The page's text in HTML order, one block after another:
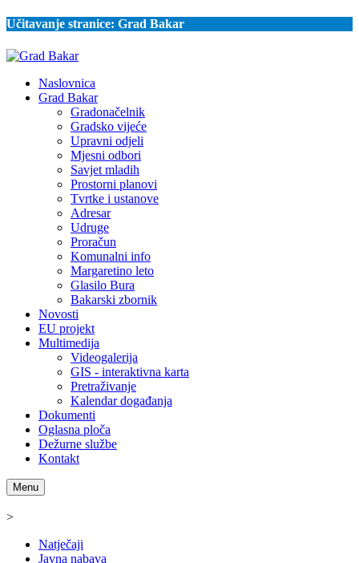
Učitavanje stranice: Grad Bakar
Naslovnica
Grad Bakar
Gradonačelnik
Gradsko vijeće
Upravni odjeli
Mjesni odbori
Savjet mladih
Prostorni planovi
Tvrtke i ustanove
Adresar
Udruge
Proračun
Komunalni info
Margaretino leto
Glasilo Bura
Bakarski zbornik
Novosti
EU projekt
Multimedija
Videogalerija
GIS - interaktivna karta
Pretraživanje
Kalendar događanja
Dokumenti
Oglasna ploča
Dežurne službe
Kontakt
Menu
>
Natječaji
Javna nabava